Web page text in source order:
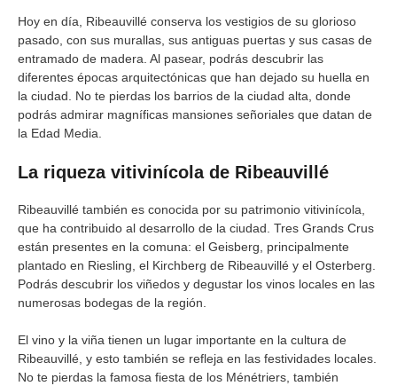
Hoy en día, Ribeauvillé conserva los vestigios de su glorioso
pasado, con sus murallas, sus antiguas puertas y sus casas de
entramado de madera. Al pasear, podrás descubrir las
diferentes épocas arquitectónicas que han dejado su huella en
la ciudad. No te pierdas los barrios de la ciudad alta, donde
podrás admirar magníficas mansiones señoriales que datan de
la Edad Media.
La riqueza vitivinícola de Ribeauvillé
Ribeauvillé también es conocida por su patrimonio vitivinícola,
que ha contribuido al desarrollo de la ciudad. Tres Grands Crus
están presentes en la comuna: el Geisberg, principalmente
plantado en Riesling, el Kirchberg de Ribeauvillé y el Osterberg.
Podrás descubrir los viñedos y degustar los vinos locales en las
numerosas bodegas de la región.
El vino y la viña tienen un lugar importante en la cultura de
Ribeauvillé, y esto también se refleja en las festividades locales.
No te pierdas la famosa fiesta de los Ménétriers, también